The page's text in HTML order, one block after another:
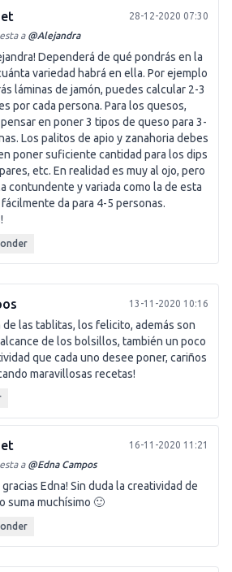
28-12-2020 07:30
a @Alejandra
Dependerá de qué pondrás en la
variedad habrá en ella. Por ejemplo
láminas de jamón, puedes calcular 2-3
por cada persona. Para los quesos,
en poner 3 tipos de queso para 3-
Los palitos de apio y zanahoria debes
poner suficiente cantidad para los dips
etc. En realidad es muy al ojo, pero
contundente y variada como la de esta
da para 4-5 personas.
13-11-2020 10:16
de las tablitas, los felicito, además son
de los bolsillos, también un poco
que cada uno desee poner, cariños
maravillosas recetas!
16-11-2020 11:21
a @Edna Campos
Edna! Sin duda la creatividad de
suma muchísimo 🙂